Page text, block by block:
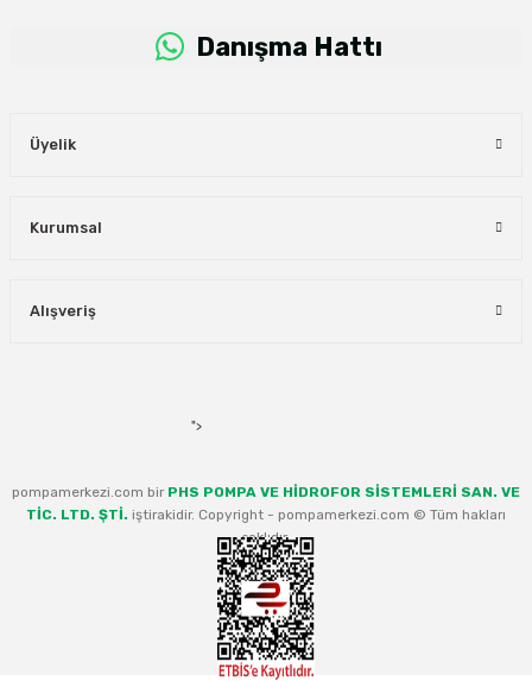
Danışma Hattı
Üyelik
Kurumsal
Alışveriş
">
pompamerkezi.com bir PHS POMPA VE HİDROFOR SİSTEMLERİ SAN. VE
TİC. LTD. ŞTİ. iştirakidir. Copyright - pompamerkezi.com © Tüm hakları
saklıdır.